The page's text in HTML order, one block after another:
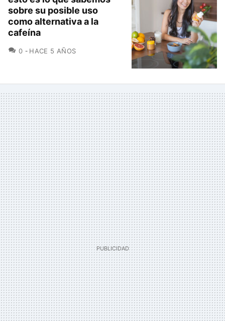
sobre su posible uso
como alternativa a la
cafeína
0 COMENTARIOS
HACE 5 AÑOS